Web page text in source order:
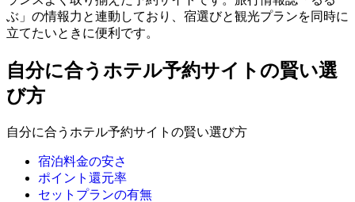
ぶ」の情報力と連動しており、宿選びと観光プランを同時に
立てたいときに便利です。
自分に合うホテル予約サイトの賢い選
び方
自分に合うホテル予約サイトの賢い選び方
宿泊料金の安さ
ポイント還元率
セットプランの有無